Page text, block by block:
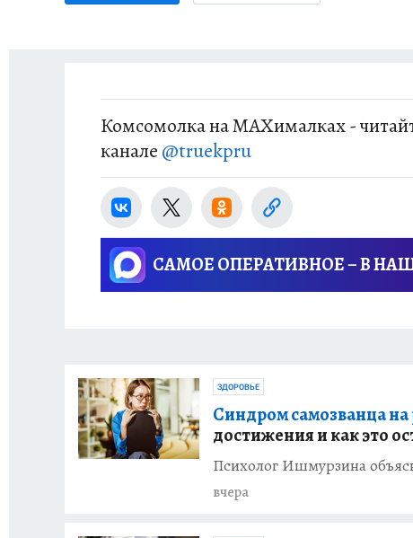
Комсомолка на MAXималках -
канале @truekpru
САМОЕ ОПЕРАТИВНОЕ – В
ЗДОРОВЬЕ
Синдром самозванца на
достижения и как это
Психолог Ишмурзина
вчера